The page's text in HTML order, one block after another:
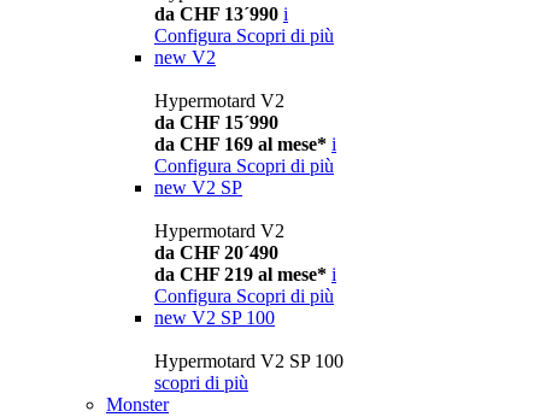
da CHF 13´990 i
Configura Scopri di più
new V2
Hypermotard V2
da CHF 15´990
da CHF 169 al mese* i
Configura Scopri di più
new V2 SP
Hypermotard V2
da CHF 20´490
da CHF 219 al mese* i
Configura Scopri di più
new V2 SP 100
Hypermotard V2 SP 100
scopri di più
Monster